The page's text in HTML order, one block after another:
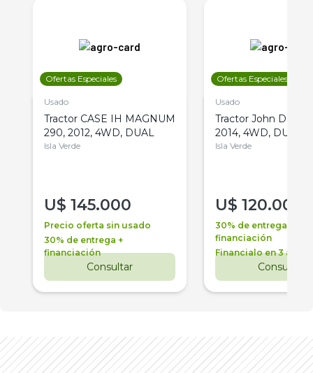
Ofertas Especiales
Usado
Tractor CASE IH MAGNUM
290, 2012, 4WD, DUAL
Isla Verde
U$ 145.000
Precio oferta sin usado
30% de entrega +
financiación
Consultar
Ofertas Especiales
Usado
Tractor John Deere
2014, 4WD, DUAL
Isla Verde
U$ 120.000
30% de entrega +
financiación
Financialo en 3 años
Consultar